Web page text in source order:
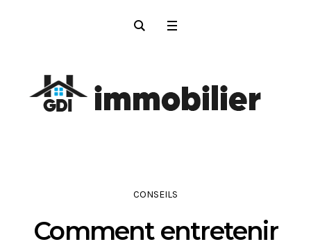
CONSEILS
Comment entretenir